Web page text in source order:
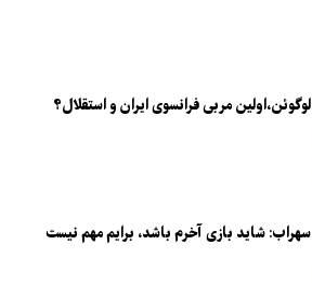
لوگوئن،اولین مربی فرانسوی ایران و استقلال؟
سهراب: شاید بازی آخرم باشد، برایم مهم نیست